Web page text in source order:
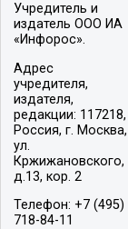
Учредитель и
издатель ООО ИА
«Инфорос».
Адрес
учредителя,
издателя,
редакции: 117218,
Россия, г. Москва,
ул.
Кржижановского,
д.13, кор. 2
Телефон: +7 (495)
718-84-11